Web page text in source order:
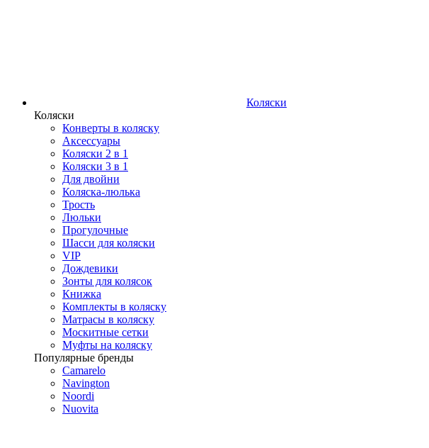
Коляски
Коляски
Конверты в коляску
Аксессуары
Коляски 2 в 1
Коляски 3 в 1
Для двойни
Коляска-люлька
Трость
Люльки
Прогулочные
Шасси для коляски
VIP
Дождевики
Зонты для колясок
Книжка
Комплекты в коляску
Матрасы в коляску
Москитные сетки
Муфты на коляску
Популярные бренды
Camarelo
Navington
Noordi
Nuovita